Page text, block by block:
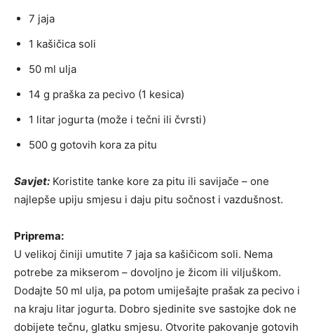
7 jaja
1 kašičica soli
50 ml ulja
14 g praška za pecivo (1 kesica)
1 litar jogurta (može i tečni ili čvrsti)
500 g gotovih kora za pitu
Savjet: Koristite tanke kore za pitu ili savijače – one
najlepše upiju smjesu i daju pitu sočnost i vazdušnost.
Priprema:
U velikoj činiji umutite 7 jaja sa kašičicom soli. Nema
potrebe za mikserom – dovoljno je žicom ili viljuškom.
Dodajte 50 ml ulja, pa potom umiješajte prašak za pecivo i
na kraju litar jogurta. Dobro sjedinite sve sastojke dok ne
dobijete tečnu, glatku smjesu. Otvorite pakovanje gotovih